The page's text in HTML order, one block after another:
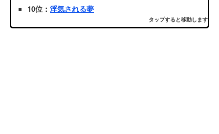
10位： 浮気される夢
タップすると移動します